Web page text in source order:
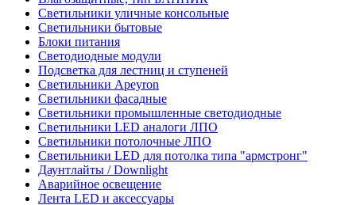
Светильники уличные консольные
Светильники бытовые
Блоки питания
Светодиодные модули
Подсветка для лестниц и ступеней
Светильники Apeyron
Светильники фасадные
Светильники промышленные светодиодные
Светильники LED аналоги ЛПО
Светильники потолочные ЛПО
Светильники LED для потолка типа "армстронг"
Даунтлайты / Downlight
Аварийное освещение
Лента LED и аксессуары